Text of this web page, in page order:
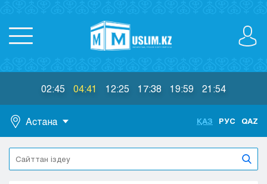
02:45 04:41 12:25 17:38 19:59 21:54
Астана
Астана
Алматы
ҚАЗ РУС QAZ